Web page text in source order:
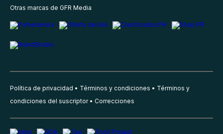
Otras marcas de GFR Media
Política de privacidad Términos y condiciones
Términos y
condiciones del suscriptor
Correcciones